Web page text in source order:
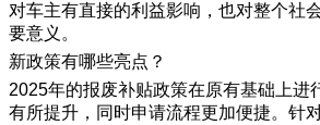
对车主有直接的利益影响，也对整个社
要意义。
新政策有哪些亮点？
2025年的报废补贴政策在原有基础上进
有所提升，同时申请流程更加便捷。针